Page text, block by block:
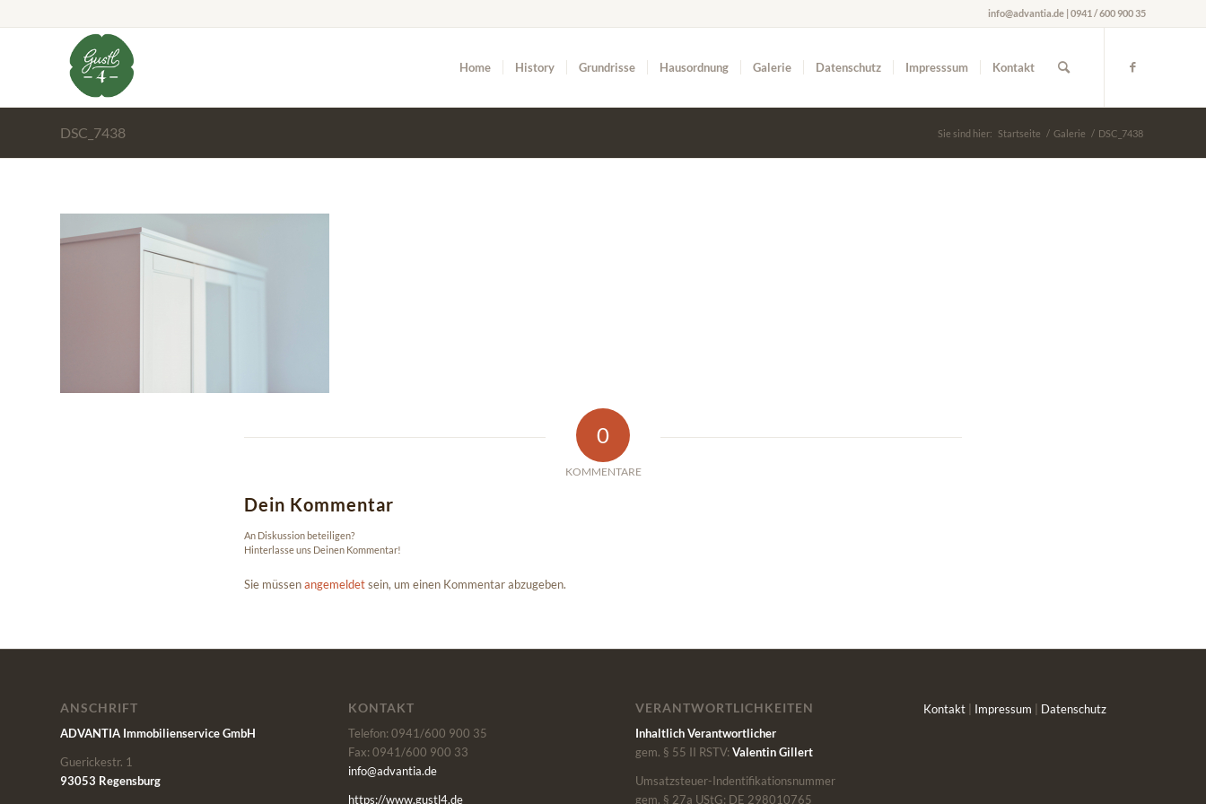
info@advantia.de | 0941 / 600 900 35
Home History Grundrisse Hausordnung Galerie Datenschutz Impresssum Kontakt
DSC_7438 Sie sind hier: Startseite / Galerie / DSC_7438
0
KOMMENTARE
Dein Kommentar
An Diskussion beteiligen?
Hinterlasse uns Deinen Kommentar!
Sie müssenangemeldetsein, um einen Kommentar abzugeben.
ANSCHRIFT
ADVANTIA Immobilienservice GmbH
Guerickestr. 1
93053 Regensburg
KONTAKT
Telefon: 0941/600 900 35
Fax: 0941/600 900 33
info@advantia.de
https://www.gustl4.de
VERANTWORTLICHKEITEN
Inhaltlich Verantwortlicher
gem. § 55 II RSTV:Valentin Gillert
Umsatzsteuer-Indentifikationsnummer
gem. § 27a UStG: DE 298010765
Kontakt| Impressum Datenschutz